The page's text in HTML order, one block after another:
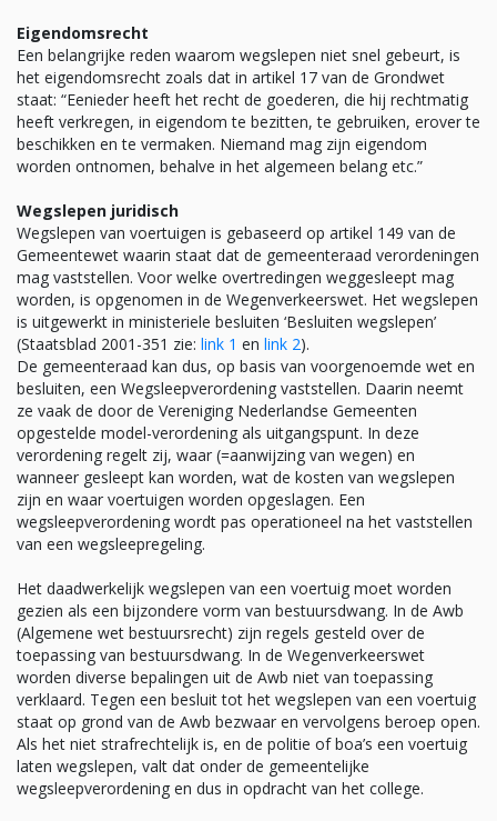
Eigendomsrecht
Een belangrijke reden waarom wegslepen niet snel gebeurt, is
het eigendomsrecht zoals dat in artikel 17 van de Grondwet
staat: “Eenieder heeft het recht de goederen, die hij rechtmatig
heeft verkregen, in eigendom te bezitten, te gebruiken, erover te
beschikken en te vermaken. Niemand mag zijn eigendom
worden ontnomen, behalve in het algemeen belang etc.”
Wegslepen juridisch
Wegslepen van voertuigen is gebaseerd op artikel 149 van de
Gemeentewet waarin staat dat de gemeenteraad verordeningen
mag vaststellen. Voor welke overtredingen weggesleept mag
worden, is opgenomen in de Wegenverkeerswet. Het wegslepen
is uitgewerkt in ministeriele besluiten ‘Besluiten wegslepen’
(Staatsblad 2001-351 zie: link 1 en link 2).
De gemeenteraad kan dus, op basis van voorgenoemde wet en
besluiten, een Wegsleepverordening vaststellen. Daarin neemt
ze vaak de door de Vereniging Nederlandse Gemeenten
opgestelde model-verordening als uitgangspunt. In deze
verordening regelt zij, waar (=aanwijzing van wegen) en
wanneer gesleept kan worden, wat de kosten van wegslepen
zijn en waar voertuigen worden opgeslagen. Een
wegsleepverordening wordt pas operationeel na het vaststellen
van een wegsleepregeling.
Het daadwerkelijk wegslepen van een voertuig moet worden
gezien als een bijzondere vorm van bestuursdwang. In de Awb
(Algemene wet bestuursrecht) zijn regels gesteld over de
toepassing van bestuursdwang. In de Wegenverkeerswet
worden diverse bepalingen uit de Awb niet van toepassing
verklaard. Tegen een besluit tot het wegslepen van een voertuig
staat op grond van de Awb bezwaar en vervolgens beroep open.
Als het niet strafrechtelijk is, en de politie of boa’s een voertuig
laten wegslepen, valt dat onder de gemeentelijke
wegsleepverordening en dus in opdracht van het college.